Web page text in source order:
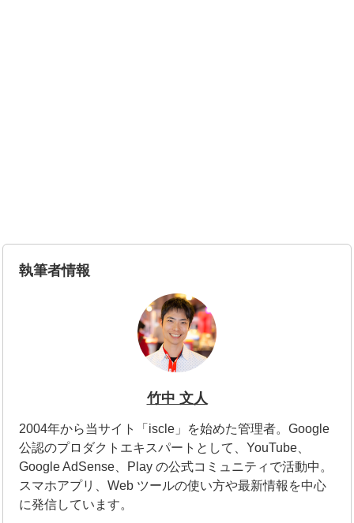
執筆者情報
竹中 文人
2004年から当サイト「iscle」を始めた管理者。Google
公認のプロダクトエキスパートとして、YouTube、
Google AdSense、Play の公式コミュニティで活動中。
スマホアプリ、Web ツールの使い方や最新情報を中心
に発信しています。